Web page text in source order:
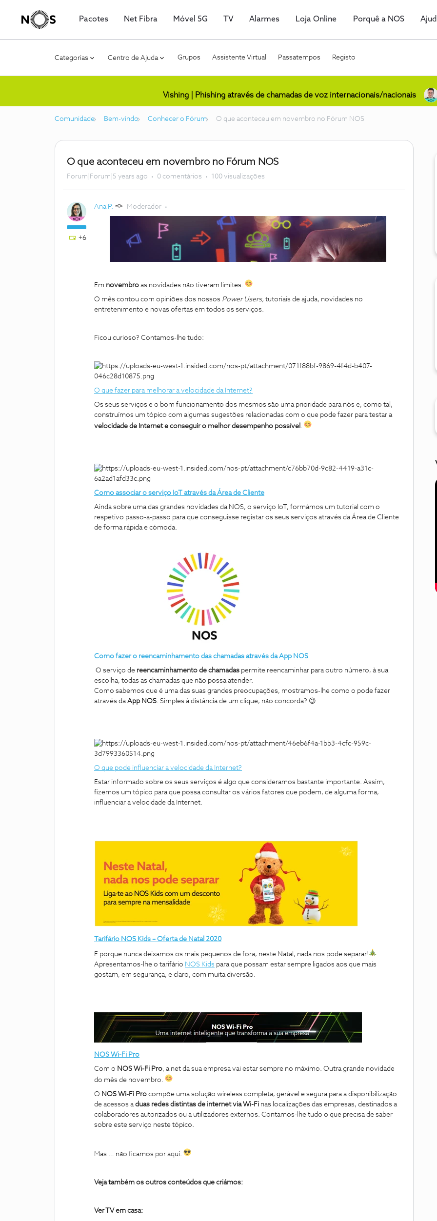
Pacotes Net Fibra Móvel 5G TV Alarmes Loja Online Porquê a NOS
Categorias Centro de Ajuda Grupos Assistente Virtual Passatempos Registo
Vishing | Phishing através de chamadas de voz internacionais/nacionais
Comunidade Bem-vindo Conhecer o Fórum O que aconteceu em novembro no Fórum NOS
O que aconteceu em novembro no Fórum NOS
Forum|Forum|5 years ago 0 comentários 100 visualizações
+6
Ana P. Moderador
Em novembro as novidades não tiveram limites.
O mês contou com opiniões dos nossos Power Users, tutoriais de ajuda, novidades no
entretenimento e novas ofertas em todos os serviços.
Ficou curioso? Contamos-lhe tudo:
O que fazer para melhorar a velocidade da Internet?
Os seus serviços e o bom funcionamento dos mesmos são uma prioridade para nós e, como tal,
construímos um tópico com algumas sugestões relacionadas com o que pode fazer para testar a
velocidade de Internet e conseguir o melhor desempenho possível .
Como associar o serviço IoT através da Área de Cliente
Ainda sobre uma das grandes novidades da NOS, o serviço IoT , formámos um tutorial com o
respetivo passo-a-passo para que conseguisse registar os seus serviços através da Área de Cliente
de forma rápida e cómoda.
Como fazer o reencaminhamento das chamadas através da App NOS
O serviço de reencaminhamento de chamadas permite reencaminhar para outro número, à sua
escolha, todas as chamadas que não possa atender.
Como sabemos que é uma das suas grandes preocupações, mostramos-lhe como o pode fazer
através daApp NOS. Simples à distância de um clique, não concorda? 😉
O que pode influenciar a velocidade da Internet?
Estar informado sobre os seus serviços é algo que consideramos bastante importante. Assim,
fizemos um tópico para que possa consultar os vários fatores que podem, de alguma forma,
influenciar a velocidade da Internet.
Tarifário NOS Kids – Oferta de Natal 2020
E porque nunca deixamos os mais pequenos de fora, neste Natal, nada nos pode separar!
Apresentamos-lhe o tarifário NOS Kids para que possam estar sempre ligados aos que mais
gostam, em segurança, e claro, com muita diversão.
NOS Wi-Fi Pro
Com o NOS Wi-Fi Pro, a net da sua empresa vai estar sempre no máximo. Outra grande novidade
do mês de novembro.
O NOS Wi-Fi Pro compõe uma solução wireless completa, gerável e segura para a disponibilização
de acessos aduas redes distintas de internet via Wi-Fi nas localizações das empresas, destinados a
colaboradores autorizados ou a utilizadores externos. Contamos-lhe tudo o que precisa de saber
sobre este serviço neste tópico.
Mas … não ficamos por aqui.
Veja também os outros conteúdos que criámos:
Ver TV em casa: